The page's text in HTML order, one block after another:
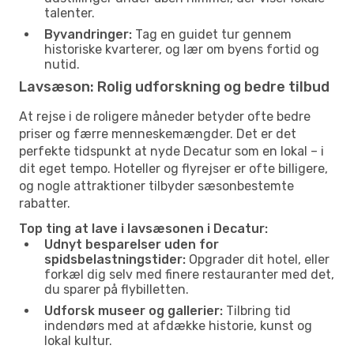
talenter.
Byvandringer: Tag en guidet tur gennem
historiske kvarterer, og lær om byens fortid og
nutid.
Lavsæson: Rolig udforskning og bedre tilbud
At rejse i de roligere måneder betyder ofte bedre
priser og færre menneskemængder. Det er det
perfekte tidspunkt at nyde Decatur som en lokal – i
dit eget tempo. Hoteller og flyrejser er ofte billigere,
og nogle attraktioner tilbyder sæsonbestemte
rabatter.
Top ting at lave i lavsæsonen i Decatur:
Udnyt besparelser uden for
spidsbelastningstider: Opgrader dit hotel, eller
forkæl dig selv med finere restauranter med det,
du sparer på flybilletten.
Udforsk museer og gallerier: Tilbring tid
indendørs med at afdække historie, kunst og
lokal kultur.